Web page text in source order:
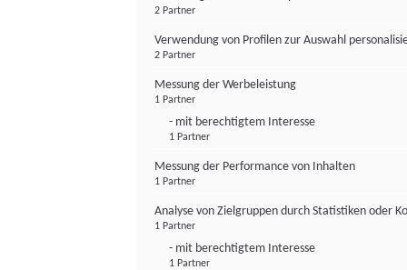
2 Partner
Verwendung von Profilen zur Auswahl
2 Partner
Messung der Werbeleistung
1 Partner
- mit berechtigtem Interesse
1 Partner
Messung der Performance von Inhalten
1 Partner
Analyse von Zielgruppen durch Statistiken oder
1 Partner
- mit berechtigtem Interesse
1 Partner